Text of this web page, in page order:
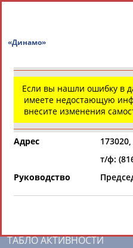
Региональные
СВОДНЫЕ ИНДЕКСЫ
ТАБЛО АКТИВНОСТИ
Если вы нашли ошибку в
имеете недостающую
внесите изменения
Адрес
т/ф:
Руководство